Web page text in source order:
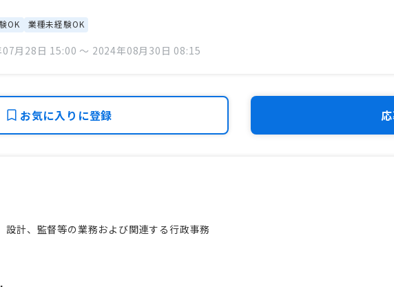
OK 業種未経験OK
月28日 15:00 〜 2024年08月30日 08:15
お気に入りに登録
設計、監督等の業務および関連する行政事務